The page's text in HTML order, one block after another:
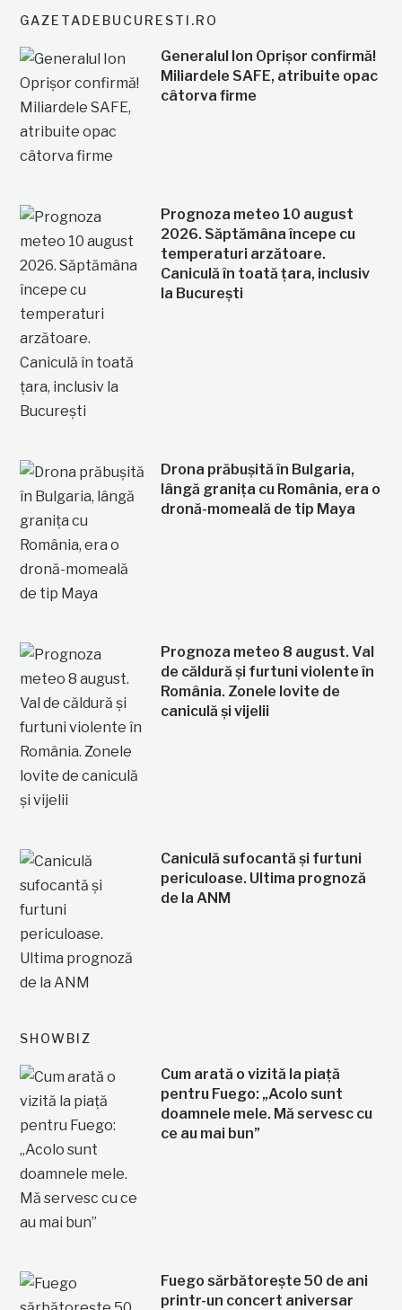
GAZETADEBUCURESTI.RO
Generalul Ion Oprișor confirmă!
Miliardele SAFE, atribuite opac
câtorva firme
Prognoza meteo 10 august
2026. Săptămâna începe cu
temperaturi arzătoare.
Caniculă în toată țara, inclusiv
la București
Drona prăbușită în Bulgaria,
lângă granița cu România, era o
dronă-momeală de tip Maya
Prognoza meteo 8 august. Val
de căldură și furtuni violente în
România. Zonele lovite de
caniculă și vijelii
Caniculă sufocantă și furtuni
periculoase. Ultima prognoză
de la ANM
SHOWBIZ
Cum arată o vizită la piață
pentru Fuego: „Acolo sunt
doamnele mele. Mă servesc cu
ce au mai bun”
Fuego sărbătorește 50 de ani
printr-un concert aniversar